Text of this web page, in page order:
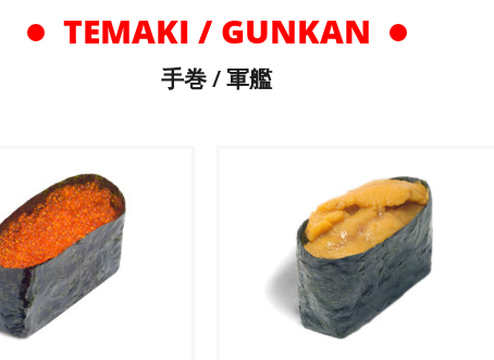
SODAS
SAKE-ALCOOL
TEMAKI / GUNKAN
手巻 / 軍艦